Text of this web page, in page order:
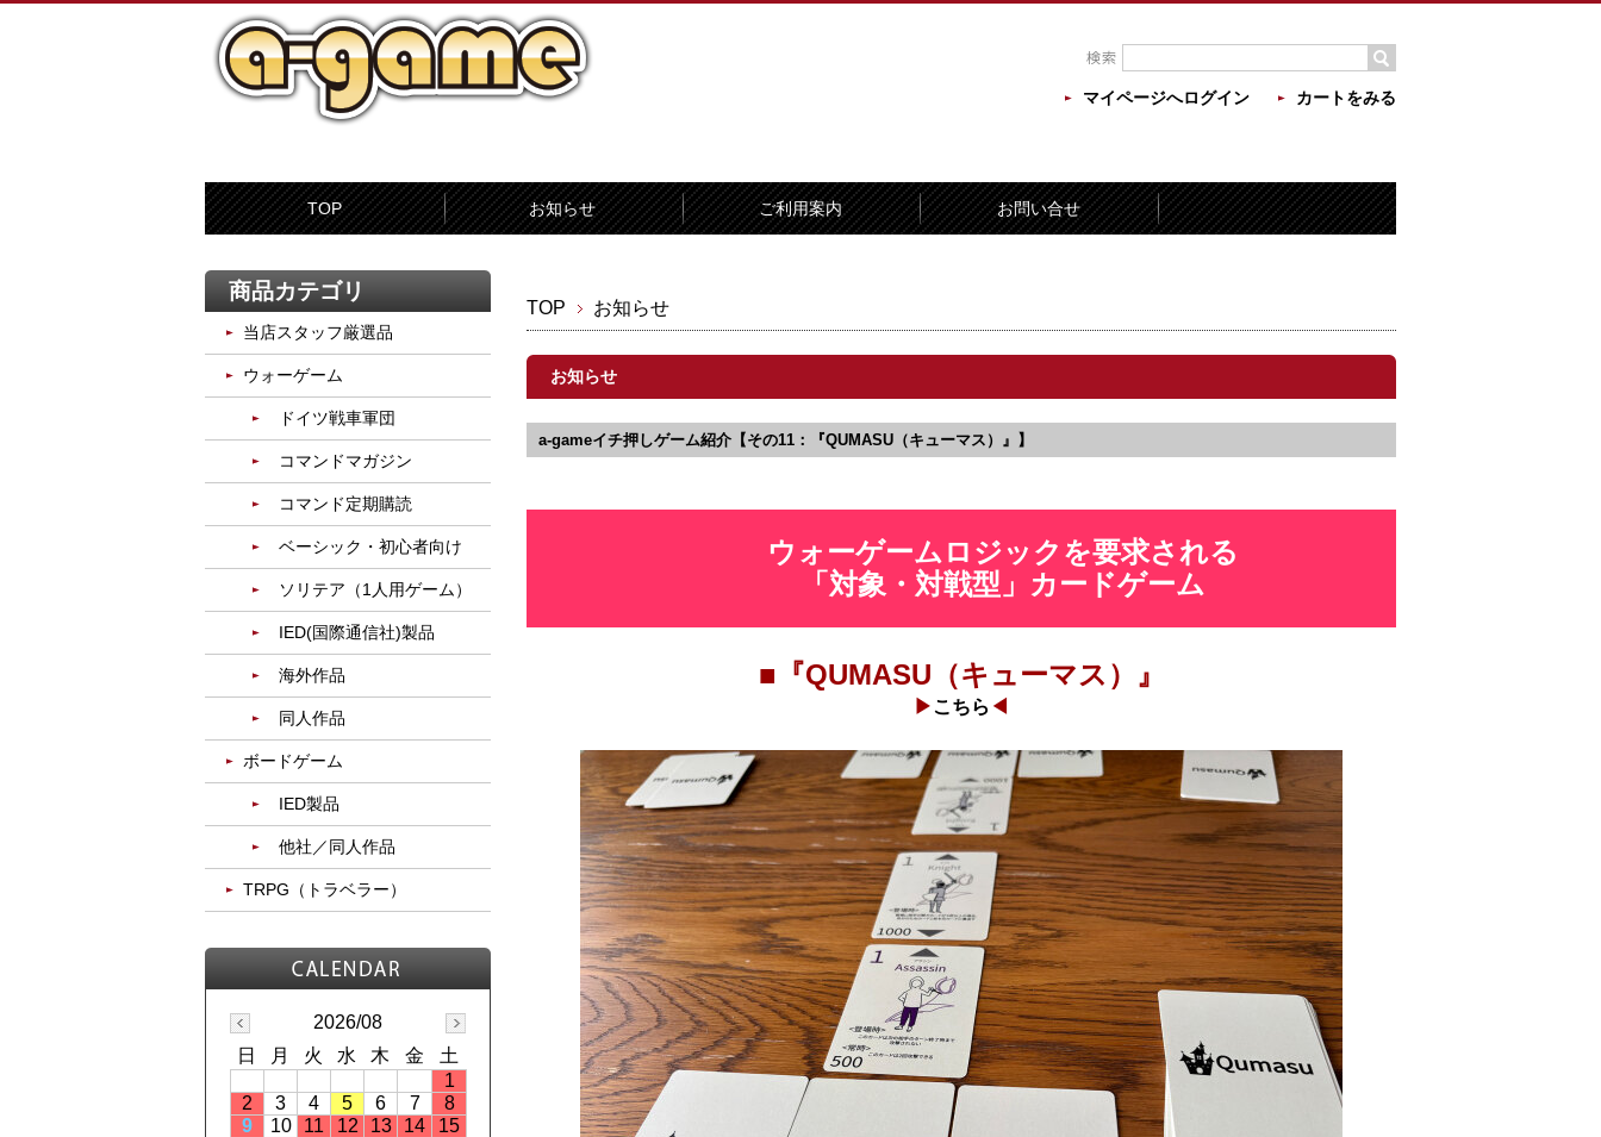
マイページへログイン カートをみる
TOP お知らせ ご利用案内 お問い合せ
TOP お知らせ
お知らせ
a-gameイチ押しゲーム紹介【その11：『QUMASU（キューマス）』】
ウォーゲームロジックを要求される
「対象・ 対戦型」カードゲーム
■『QUMASU（キューマス）』
▶こちら ◀
商品カテゴリ
当店スタッフ厳選品
ウォーゲーム
ドイツ戦車軍団
コマンドマガジン
コマンド定期購読
ベーシック・初心者向け
ソリテア（1人用ゲーム）
IED(国際通信社)製品
海外作品
同人作品
ボードゲーム
IED製品
他社／同人作品
TRPG（トラベラー）
2026/08
日
月 火 水 木 金
土
1
2
3 4 5 6 7
8
9
10 11 12 13 14
15